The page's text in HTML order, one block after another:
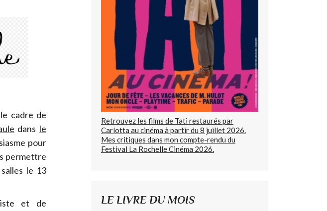
cadre de
dans le
pour
permettre
le 13
et de
Retrouvez les films de Tati restaurés par
Carlotta au cinéma à partir du 8 juillet 2026.
Mes critiques dans mon compte-rendu du
Festival La Rochelle Cinéma 2026.
LE LIVRE DU MOIS